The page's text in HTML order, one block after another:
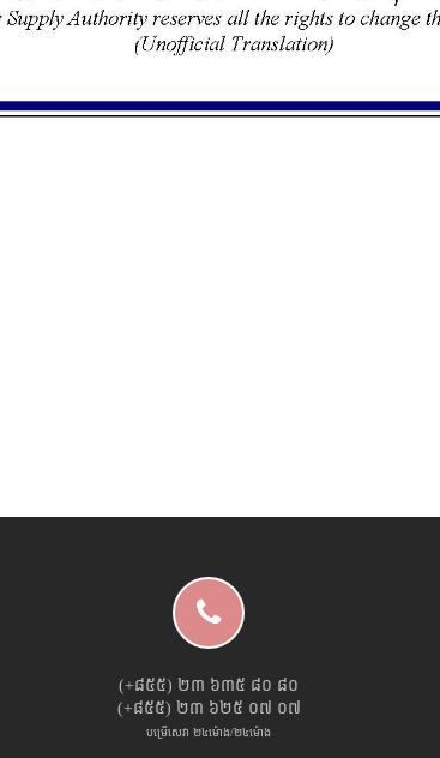
(+៨៥៥) ២៣ ៦៣៥ ៨០ ៨០
(+៨៥៥) ២៣ ៦២៥ ០៧ ០៧
បម្រើសេវា ២៤ម៉ោង/២៤ម៉ោង